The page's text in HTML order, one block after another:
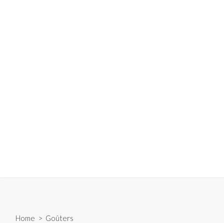
Home > Goûters